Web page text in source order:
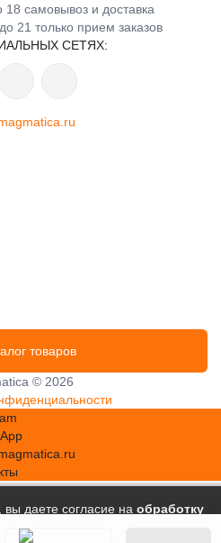
самовывоз и доставка
21 только прием заказов
СЕТЯХ:
товаров
© 2026
даете согласие на обработку
с